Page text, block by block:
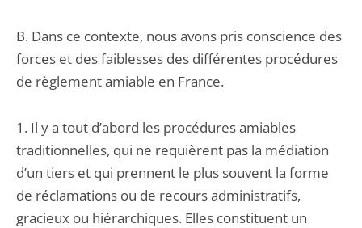
B. Dans ce contexte, nous avons pris conscience des
forces et des faiblesses des différentes procédures
de règlement amiable en France.
1. Il y a tout d’abord les procédures amiables
traditionnelles, qui ne requièrent pas la médiation
d’un tiers et qui prennent le plus souvent la forme
de réclamations ou de recours administratifs,
gracieux ou hiérarchiques. Elles constituent un